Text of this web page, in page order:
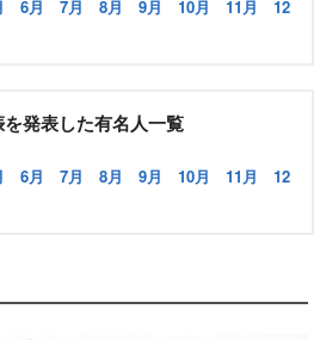
6月 7月 8月 9月 10月 11月
12
発表した有名人一覧
6月 7月 8月 9月 10月 11月
12